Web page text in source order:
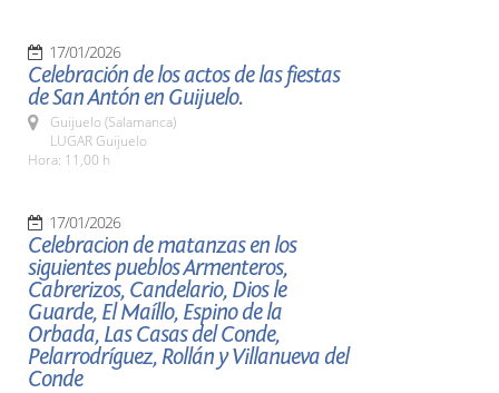
17/01/2026
Celebración de los actos de las fiestas
de San Antón en Guijuelo.
Guijuelo (Salamanca)
LUGAR Guijuelo
Hora: 11,00 h
17/01/2026
Celebracion de matanzas en los
siguientes pueblos Armenteros,
Cabrerizos, Candelario, Dios le
Guarde, El Maíllo, Espino de la
Orbada, Las Casas del Conde,
Pelarrodríguez, Rollán y Villanueva del
Conde